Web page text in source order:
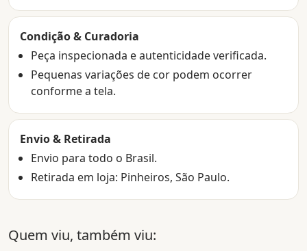
Condição & Curadoria
Peça inspecionada e autenticidade verificada.
Pequenas variações de cor podem ocorrer
conforme a tela.
Envio & Retirada
Envio para todo o Brasil.
Retirada em loja: Pinheiros, São Paulo.
Quem viu, também viu: